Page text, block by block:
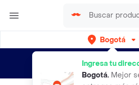
Bogotá
Ingresa tu
Bogotá. Mejor
envíos gratis por